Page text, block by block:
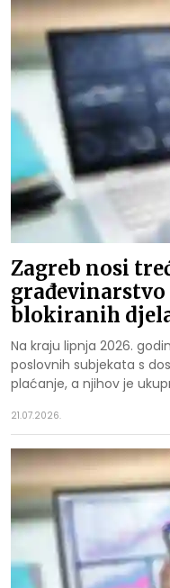
Zagreb nosi
blokiranih
Na kraju lipnja 2026.
poslovnih subjekata s
plaćanje, a njihov je
21.07.2026.